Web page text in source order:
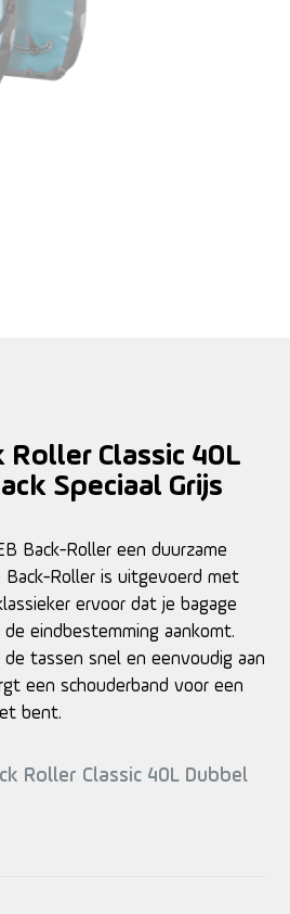
Roller Classic 40L
Speciaal Grijs
Back-Roller een duurzame
Roller is uitgevoerd met
ervoor dat je bagage
eindbestemming aankomt.
de tassen snel en eenvoudig aan
een schouderband voor een
bent.
Roller Classic 40L Dubbel